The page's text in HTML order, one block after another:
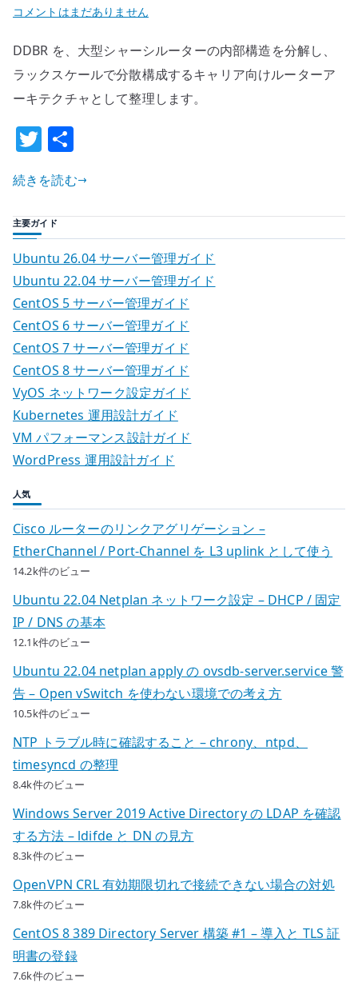
DDBR
は
何
か
大
型
シ
ー
シ
ル
ー
タ
ー
を
分
解
分
散
型
に
す
る
考
え
方
コメントはまだありません
DDBR を、大型シャーシルーターの内部構造を分解し、
ラックスケールで分散構成するキャリア向けルーターア
ーキテクチャとして整理します。
T
w
it
te
r
続きを読む
主要ガイド
Ubuntu 26.04 サーバー管理ガイド
Ubuntu 22.04 サーバー管理ガイド
CentOS 5 サーバー管理ガイド
CentOS 6 サーバー管理ガイド
CentOS 7 サーバー管理ガイド
CentOS 8 サーバー管理ガイド
VyOS ネットワーク設定ガイド
Kubernetes 運用設計ガイド
VM パフォーマンス設計ガイド
WordPress 運用設計ガイド
人気
Cisco ルーターのリンクアグリゲーション –
EtherChannel / Port-Channel を L3 uplink として使う
14.2k件のビュー
Ubuntu 22.04 Netplan ネットワーク設定 – DHCP / 固定
IP / DNS の基本
12.1k件のビュー
Ubuntu 22.04 netplan apply の ovsdb-server.service 警
告 – Open vSwitch を使わない環境での考え方
10.5k件のビュー
NTP トラブル時に確認すること – chrony、ntpd、
timesyncd の整理
8.4k件のビュー
Windows Server 2019 Active Directory の LDAP を確認
する方法 – ldifde と DN の見方
8.3k件のビュー
OpenVPN CRL 有効期限切れで接続できない場合の対処
7.8k件のビュー
CentOS 8 389 Directory Server 構築 #1 – 導入と TLS 証
明書の登録
7.6k件のビュー